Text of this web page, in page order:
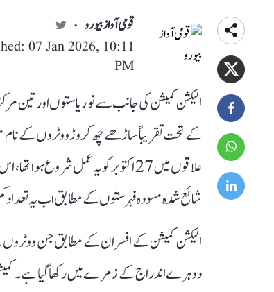
قومی آواز بیورو
07 Jan 2026, 10:11
PM
الیکشن کمیشن کی جانب سے نو ریاستوں اور تین
کے تحت تقریباً ساڑھے چھ کروڑ ووٹروں کے نام
شائع شدہ مسودہ فہرستوں کے مطابق اب یہ تعداد کم ہو کر 44 کروڑ 40 لاکھ
الیکشن کمیشن کے افسران کے مطابق جن ووٹروں
دوہرے اندراج کے زمرے میں رکھا گیا ہے۔